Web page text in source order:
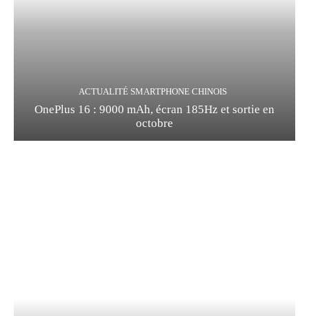
ACTUALITÉ SMARTPHONE CHINOIS
OnePlus 16 : 9000 mAh, écran 185Hz et sortie en
octobre